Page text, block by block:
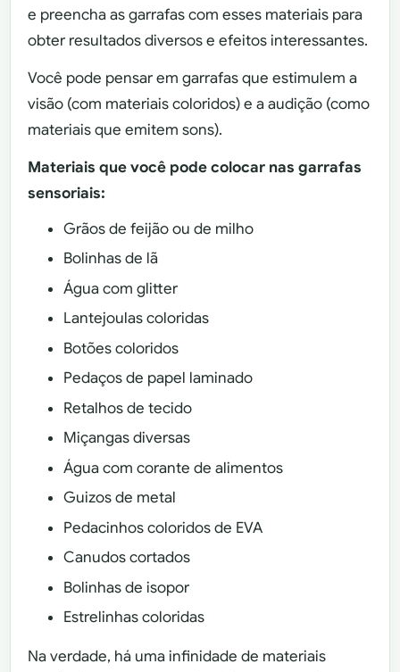
e preencha as garrafas com esses materiais para
obter resultados diversos e efeitos interessantes.
Você pode pensar em garrafas que estimulem a
visão (com materiais coloridos) e a audição (como
materiais que emitem sons).
Materiais que você pode colocar nas garrafas
sensoriais:
Grãos de feijão ou de milho
Bolinhas de lã
Água com glitter
Lantejoulas coloridas
Botões coloridos
Pedaços de papel laminado
Retalhos de tecido
Miçangas diversas
Água com corante de alimentos
Guizos de metal
Pedacinhos coloridos de EVA
Canudos cortados
Bolinhas de isopor
Estrelinhas coloridas
Na verdade, há uma infinidade de materiais